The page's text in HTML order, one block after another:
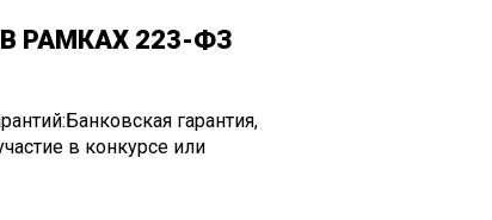
РАМКАХ 223-ФЗ
гарантия,
в конкурсе или